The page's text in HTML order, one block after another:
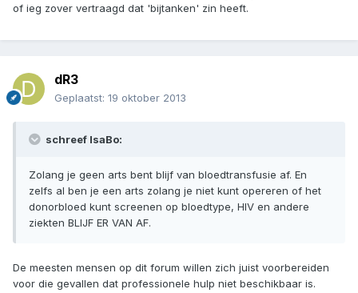
of ieg zover vertraagd dat 'bijtanken' zin heeft.
dR3
Geplaatst: 19 oktober 2013
schreef IsaBo:
Zolang je geen arts bent blijf van bloedtransfusie af. En
zelfs al ben je een arts zolang je niet kunt opereren of het
donorbloed kunt screenen op bloedtype, HIV en andere
ziekten BLIJF ER VAN AF.
De meesten mensen op dit forum willen zich juist voorbereiden
voor die gevallen dat professionele hulp niet beschikbaar is.